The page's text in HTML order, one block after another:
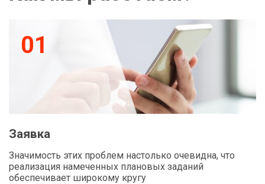
01
Заявка
Значимость этих проблем настолько очевидна, что
реализация намеченных плановых заданий
обеспечивает широкому кругу